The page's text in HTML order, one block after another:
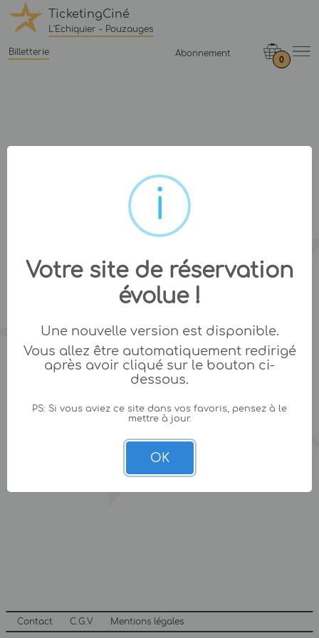
TicketingCiné
L'Echiquier - Pouzauges
Billetterie Abonnement
0
Contact C.G.V Mentions légales
Votre site de réservation
évolue !
Une nouvelle version est disponible.
Vous allez être automatiquement redirigé
après avoir cliqué sur le bouton ci-
dessous.
PS: Si vous aviez ce site dans vos favoris, pensez à le
mettre à jour.
OK